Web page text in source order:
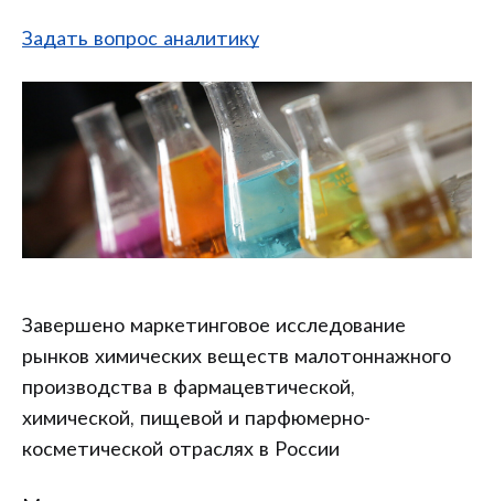
Задать вопрос аналитику
Завершено маркетинговое исследование
рынков химических веществ малотоннажного
производства в фармацевтической,
химической, пищевой и парфюмерно-
косметической отраслях в России